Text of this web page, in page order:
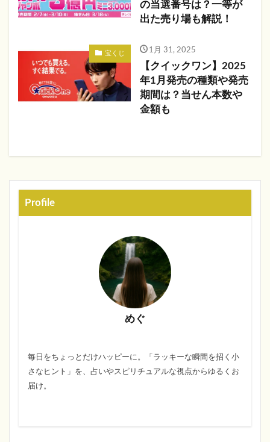
の当選番号は？一等が
出た売り場も解説！
宝くじ 1月 31, 2025
【クイックワン】2025
年1月発売の種類や発売
期間は？当せん本数や
金額も
Profile
めぐ
毎日をちょっとだけハッピーに。「ラッキーな瞬間を招く小
さなヒント」を、占いやスピリチュアルな視点からゆるくお
届け。